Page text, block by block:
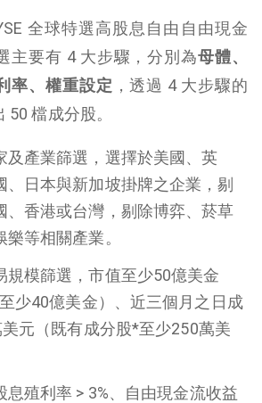
全球特選高股息自由自由現金
主要有 4 大步驟，分別為母體、
率、權重設定 ，透過 4 大步驟的
檔成分股。
及產業篩選，選擇於美國、英
、日本與新加坡掛牌之企業，剔
、香港或台灣，剔除博弈、菸草
等相關產業。
規模篩選，市值至少50億美金
少40億美金）、近三個月之日成
元（既有成分股*至少250萬美
息殖利率 > 3%、自由現金流收益